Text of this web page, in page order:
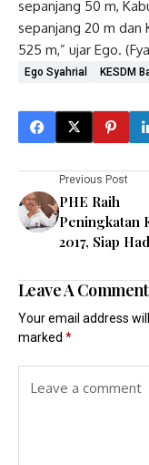
sepanjang 50 m,
sepanjang 20 m
525 m,” ujar Ego.
Ego Syahrial KESDM
Previous Post
PHE Raih
Peningkatan
2017, Siap
Leave A Comment
Your email address
marked *